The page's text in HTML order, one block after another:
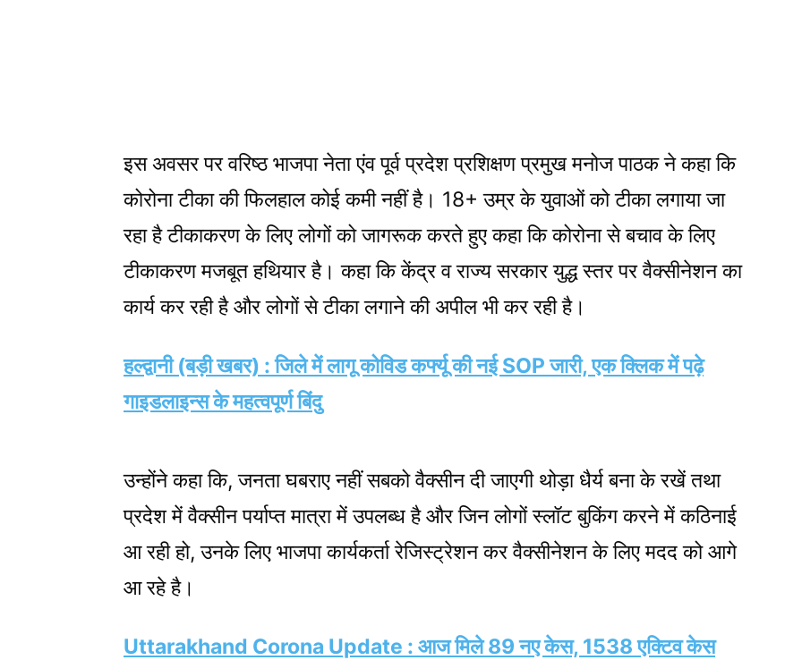
इस अवसर पर वरिष्ठ भाजपा नेता एंव पूर्व प्रदेश प्रशिक्षण प्रमुख मनोज पाठक ने कहा कि
कोरोना टीका की फिलहाल कोई कमी नहीं है। 18+ उम्र के युवाओं को टीका लगाया जा
रहा है टीकाकरण के लिए लोगों को जागरूक करते हुए कहा कि कोरोना से बचाव के लिए
टीकाकरण मजबूत हथियार है। कहा कि केंद्र व राज्य सरकार युद्ध स्तर पर वैक्सीनेशन का
कार्य कर रही है और लोगों से टीका लगाने की अपील भी कर रही है।
हल्द्वानी (बड़ी खबर) : जिले में लागू कोविड कर्फ्यू की नई SOP जारी, एक क्लिक में पढ़े
गाइडलाइन्स के महत्वपूर्ण बिंदु
उन्होंने कहा कि, जनता घबराए नहीं सबको वैक्सीन दी जाएगी थोड़ा धैर्य बना के रखें तथा
प्रदेश में वैक्सीन पर्याप्त मात्रा में उपलब्ध है और जिन लोगों स्लॉट बुकिंग करने में कठिनाई
आ रही हो, उनके लिए भाजपा कार्यकर्ता रेजिस्ट्रेशन कर वैक्सीनेशन के लिए मदद को आगे
आ रहे है।
Uttarakhand Corona Update : आज मिले 89 नए केस, 1538 एक्टिव केस